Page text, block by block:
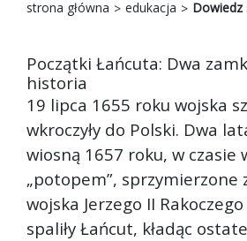
strona główna edukacja Dowiedz
Początki Łańcuta: Dwa
historia
19 lipca 1655 roku wojska
wkroczyły do Polski. Dwa
wiosną 1657 roku, w czasie
„potopem”, sprzymierzone
wojska Jerzego II
spaliły Łańcut, kładąc